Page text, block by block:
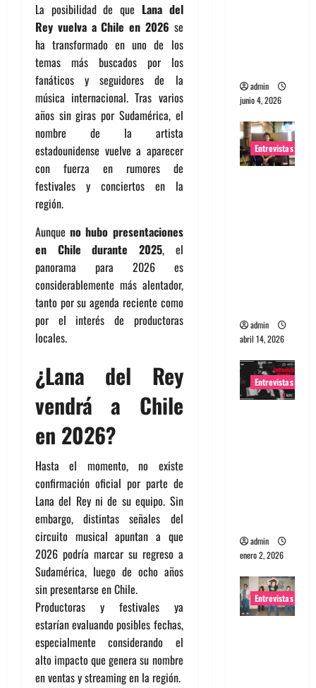
La posibilidad de que Lana del
Rey vuelva a Chile en 2026 se
ha transformado en uno de los
temas más buscados por los
fanáticos y seguidores de la
música internacional. Tras varios
años sin giras por Sudamérica, el
nombre de la artista
estadounidense vuelve a aparecer
con fuerza en rumores de
festivales y conciertos en la
región.
Aunqueno hubo presentaciones
en Chile durante 2025, el
panorama para 2026 es
considerablemente más alentador,
tanto por su agenda reciente como
por el interés de productoras
locales.
¿Lana del Rey
vendrá a Chile
en 2026?
Hasta el momento, no existe
confirmación oficial por parte de
Lana del Rey ni de su equipo. Sin
embargo, distintas señales del
circuito musical apuntan a que
2026 podría marcar su regreso a
Sudamérica, luego de ocho años
sin presentarse en Chile.
Productoras y festivales ya
estarían evaluando posibles fechas,
especialmente considerando el
alto impacto que genera su nombre
en ventas y streaming en la región.
admin
junio 4, 2026
Entrevistas
admin
abril 14, 2026
Entrevistas
admin
enero 2, 2026
Entrevistas